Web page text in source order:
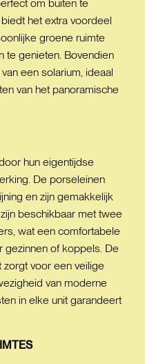
om buiten te
het extra voordeel
groene ruimte
te genieten. Bovendien
een solarium, ideaal
van het panoramische
hun eigentijdse
De porseleinen
en zijn gemakkelijk
beschikbaar met twee
wat een comfortabele
gezinnen of koppels. De
voor een veilige
van moderne
in elke unit garandeert